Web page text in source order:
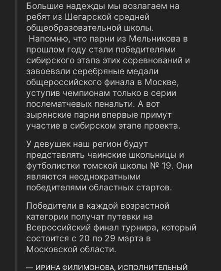
Большие надежды мы возлагаем на
ребят из Шегарской средней
общеобразовательной школы.
Напомню, что парни из Мельникова в
прошлом году стали победителями
сибирского этапа этих соревнований и
завоевали серебряные медали
общероссийского финала в Москве,
уступив чемпионам только в серии
послематчевых пенальти. А вот
зырянские парни впервые примут
участие в сибирском этапе проекта.
У девушек наш регион будут
представлять чаинские школьницы и
футболистки томской школы № 19. Они
являются неоднократными
победителями областных стартов.
Победители в каждой возрастной
категории получат путевки на
Всероссийский финал турнира, который
состоится с 20 по 29 марта в
Московской области.
ИРИНА ФИЛИМОНОВА, ИСПОЛНИТЕЛЬНЫЙ